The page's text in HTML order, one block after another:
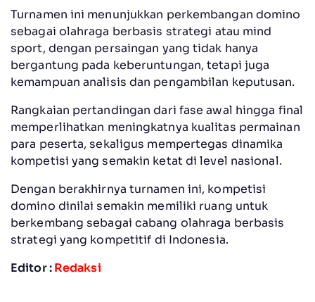
Turnamen ini menunjukkan perkembangan domino
sebagai olahraga berbasis strategi atau mind
sport, dengan persaingan yang tidak hanya
bergantung pada keberuntungan, tetapi juga
kemampuan analisis dan pengambilan keputusan.
Rangkaian pertandingan dari fase awal hingga final
memperlihatkan meningkatnya kualitas permainan
para peserta, sekaligus mempertegas dinamika
kompetisi yang semakin ketat di level nasional.
Dengan berakhirnya turnamen ini, kompetisi
domino dinilai semakin memiliki ruang untuk
berkembang sebagai cabang olahraga berbasis
strategi yang kompetitif di Indonesia.
Editor :Redaksi